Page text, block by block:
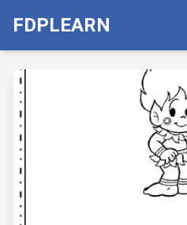
FDPLEARN